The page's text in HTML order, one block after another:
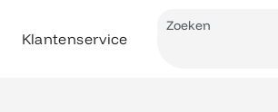
Klantenservice
Search